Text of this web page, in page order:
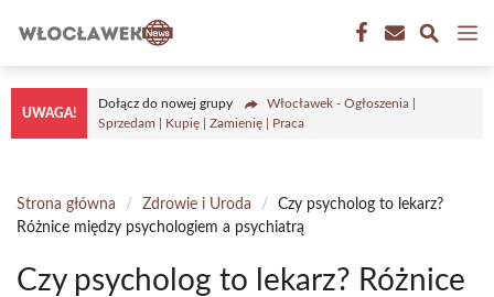
treści
UWAGA!
Dołącz do nowej grupy
Włocławek - Ogłoszenia |
Sprzedam | Kupię | Zamienię | Praca
Strona główna / Zdrowie i Uroda /
Czy psycholog to lekarz?
Różnice między psychologiem a psychiatrą
Czy psycholog to lekarz? Różnice